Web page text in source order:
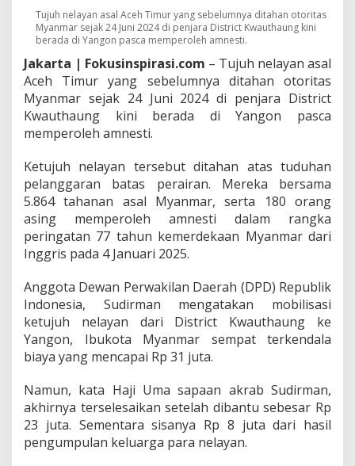
n
A
c
h
D
t
a
h
n
O
o
r
i
M
y
m
a
D
i
p
u
l
Tujuh nelayan asal Aceh Timur yang sebelumnya ditahan otoritas
Myanmar sejak 24 Juni 2024 di penjara District Kwauthaung kini
berada di Yangon pasca memperoleh amnesti.
Jakarta | Fokusinspirasi.com – Tujuh nelayan asal
Aceh Timur yang sebelumnya ditahan otoritas
Myanmar sejak 24 Juni 2024 di penjara District
Kwauthaung kini berada di Yangon pasca
memperoleh amnesti.
Ketujuh nelayan tersebut ditahan atas tuduhan
pelanggaran batas perairan. Mereka bersama
5.864 tahanan asal Myanmar, serta 180 orang
asing memperoleh amnesti dalam rangka
peringatan 77 tahun kemerdekaan Myanmar dari
Inggris pada 4 Januari 2025.
Anggota Dewan Perwakilan Daerah (DPD) Republik
Indonesia, Sudirman mengatakan mobilisasi
ketujuh nelayan dari District Kwauthaung ke
Yangon, Ibukota Myanmar sempat terkendala
biaya yang mencapai Rp 31 juta.
Namun, kata Haji Uma sapaan akrab Sudirman,
akhirnya terselesaikan setelah dibantu sebesar Rp
23 juta. Sementara sisanya Rp 8 juta dari hasil
pengumpulan keluarga para nelayan.